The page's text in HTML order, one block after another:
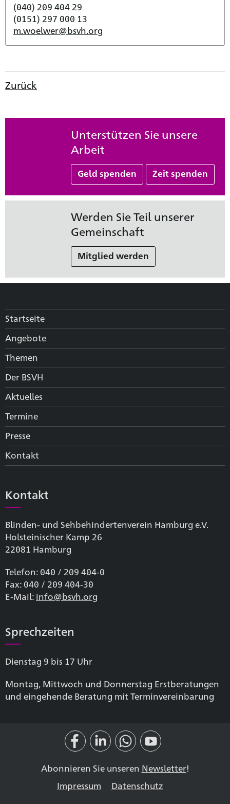
(040) 209 404 29
(0151) 297 000 13
m.woelwer@bsvh.org
Zurück
Unterstützen Sie unsere
Arbeit
Geld spenden Zeit spenden
Werden Sie Teil unserer
Gemeinschaft
Mitglied werden
Startseite
Angebote
Themen
Der BSVH
Aktuelles
Termine
Presse
Kontakt
Kontakt
Blinden- und Sehbehinderten­verein Hamburg e.V.
Holsteinischer Kamp 26
22081 Hamburg
Telefon: 040 / 209 404-0
Fax: 040 / 209 404-30
E-Mail: info@bsvh.org
Sprechzeiten
Dienstag 9 bis 17 Uhr
Montag, Mittwoch und Donnerstag Erstberatungen
und eingehende Beratung mit Terminvereinbarung
Abonnieren Sie unseren Newsletter!
Impressum
Datenschutz